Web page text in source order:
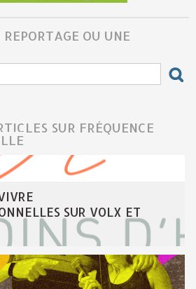
OU UNE
SUR FRÉQUENCE
SUR VOLX ET